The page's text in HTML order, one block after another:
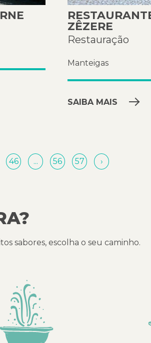
ZÊZERE
Restauração
Manteigas
SAIBA MAIS
46 ... 56 57 ›
sabores, escolha o seu caminho.